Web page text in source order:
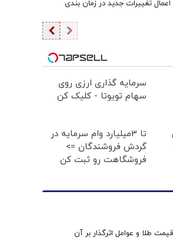
اعمال تغییرات جدید در زمان بندی
سرمایه گذاری ارزی روی
سهام تویوتا - کلیک کن
تا 3میلیارد وام سرمایه در
گردش فروشندگان =>
فروشگاهت رو ثبت کن
طلا و عوامل اثرگذار بر آن